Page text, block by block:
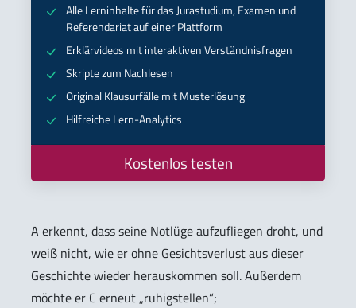
Alle Lerninhalte für das Jurastudium, Examen und
Referendariat auf einer Plattform
Erklärvideos mit interaktiven Verständnisfragen
Skripte zum Nachlesen
Original Klausurfälle mit Musterlösung
Hilfreiche Lern-Analytics
Kostenlos testen
A erkennt, dass seine Notlüge aufzufliegen droht, und
weiß nicht, wie er ohne Gesichtsverlust aus dieser
Geschichte wieder herauskommen soll. Außerdem
möchte er C erneut „ruhigstellen“;